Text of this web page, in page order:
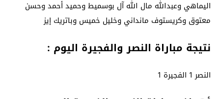
اليماهي وعبدالله مال الله آل بوسميط وحميد أحمد وحسن
معتوق وكريستوف مانداني وخليل خميس وباتريك إيز
نتيجة مباراة النصر والفجيرة اليوم :
النصر 1 الفجيرة 1